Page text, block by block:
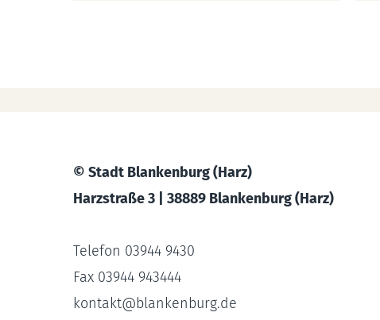
© Stadt Blankenburg (Harz)
Harzstraße 3 | 38889 Blankenburg (Harz)
Telefon 03944 9430
Fax 03944 943444
kontakt@blankenburg.de